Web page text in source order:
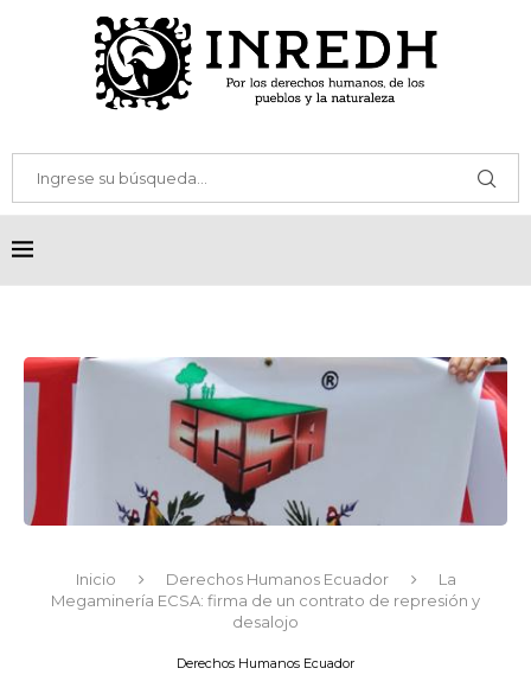
Inicio Derechos Humanos Ecuador
La
Megaminería ECSA: firma de un contrato de represión y
desalojo
Derechos Humanos Ecuador